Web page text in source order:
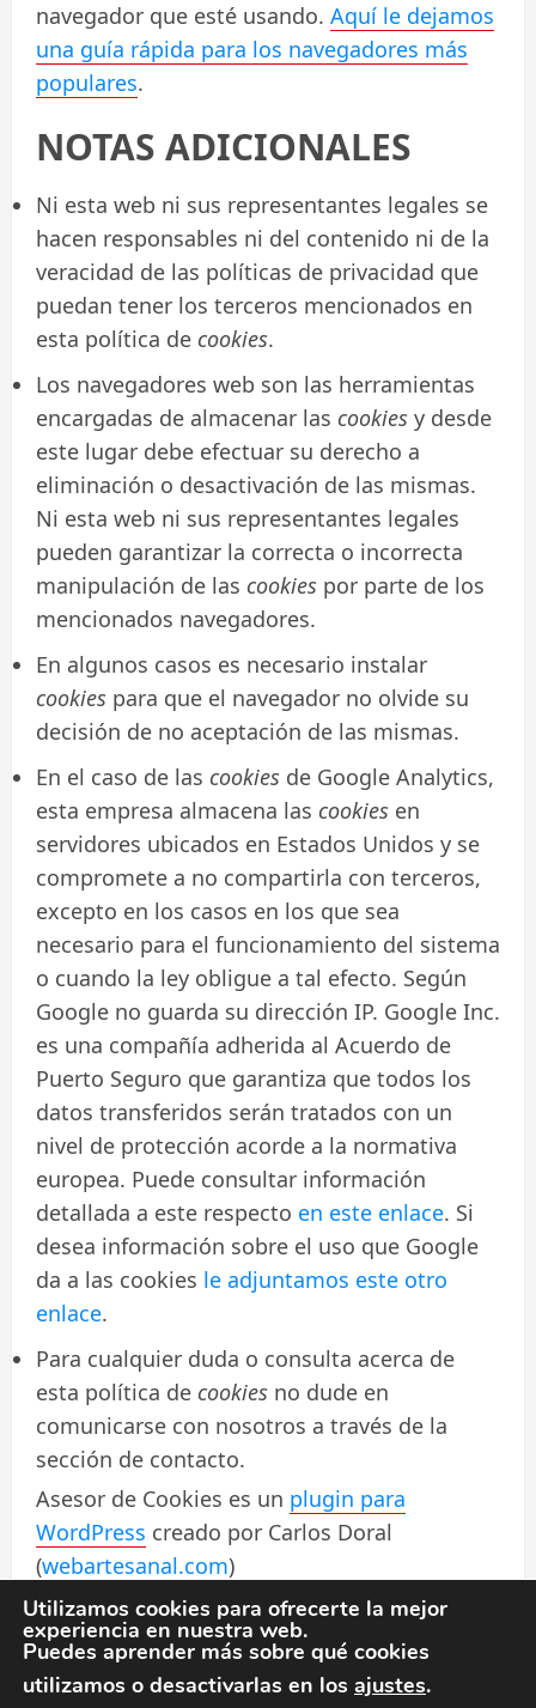
navegador que esté usando. Aquí le dejamos
una guía rápida para los navegadores más
populares.
NOTAS ADICIONALES
Ni esta web ni sus representantes legales se
hacen responsables ni del contenido ni de la
veracidad de las políticas de privacidad que
puedan tener los terceros mencionados en
esta política de cookies.
Los navegadores web son las herramientas
encargadas de almacenar las cookies y desde
este lugar debe efectuar su derecho a
eliminación o desactivación de las mismas.
Ni esta web ni sus representantes legales
pueden garantizar la correcta o incorrecta
manipulación de las cookies por parte de los
mencionados navegadores.
En algunos casos es necesario instalar
cookies para que el navegador no olvide su
decisión de no aceptación de las mismas.
En el caso de las cookies de Google Analytics,
esta empresa almacena las cookies en
servidores ubicados en Estados Unidos y se
compromete a no compartirla con terceros,
excepto en los casos en los que sea
necesario para el funcionamiento del sistema
o cuando la ley obligue a tal efecto. Según
Google no guarda su dirección IP. Google Inc.
es una compañía adherida al Acuerdo de
Puerto Seguro que garantiza que todos los
datos transferidos serán tratados con un
nivel de protección acorde a la normativa
europea. Puede consultar información
detallada a este respecto en este enlace. Si
desea información sobre el uso que Google
da a las cookies le adjuntamos este otro
enlace.
Para cualquier duda o consulta acerca de
esta política de cookies no dude en
comunicarse con nosotros a través de la
sección de contacto.
Asesor de Cookies es un plugin para
WordPress creado por Carlos Doral
(webartesanal.com)
Política de privacidad Política de cookies
Utilizamos cookies para ofrecerte la mejor
experiencia en nuestra web.
Puedes aprender más sobre qué cookies
utilizamos o desactivarlas en los ajustes.